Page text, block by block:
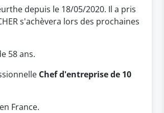
depuis le 18/05/2020. Il a pris
s'achèvera lors des prochaines
58 ans.
Chef d'entreprise de 10
France.